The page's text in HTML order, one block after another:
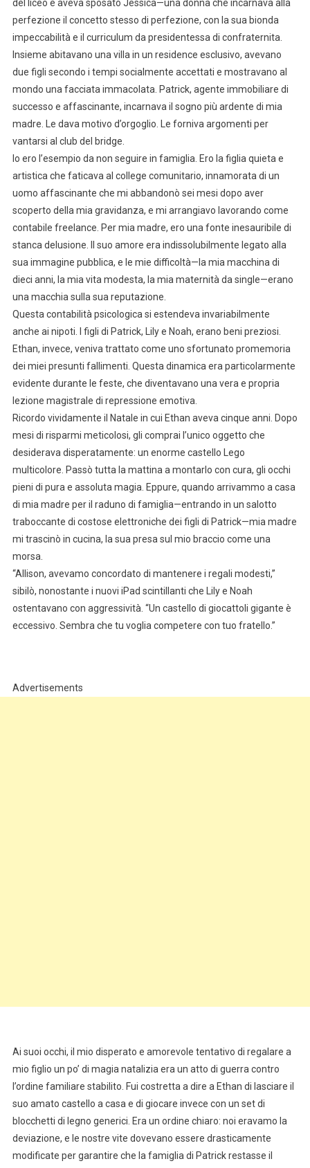
del liceo e aveva sposato Jessica—una donna che incarnava alla
perfezione il concetto stesso di perfezione, con la sua bionda
impeccabilità e il curriculum da presidentessa di confraternita.
Insieme abitavano una villa in un residence esclusivo, avevano
due figli secondo i tempi socialmente accettati e mostravano al
mondo una facciata immacolata. Patrick, agente immobiliare di
successo e affascinante, incarnava il sogno più ardente di mia
madre. Le dava motivo d’orgoglio. Le forniva argomenti per
vantarsi al club del bridge.
Io ero l’esempio da non seguire in famiglia. Ero la figlia quieta e
artistica che faticava al college comunitario, innamorata di un
uomo affascinante che mi abbandonò sei mesi dopo aver
scoperto della mia gravidanza, e mi arrangiavo lavorando come
contabile freelance. Per mia madre, ero una fonte inesauribile di
stanca delusione. Il suo amore era indissolubilmente legato alla
sua immagine pubblica, e le mie difficoltà—la mia macchina di
dieci anni, la mia vita modesta, la mia maternità da single—erano
una macchia sulla sua reputazione.
Questa contabilità psicologica si estendeva invariabilmente
anche ai nipoti. I figli di Patrick, Lily e Noah, erano beni preziosi.
Ethan, invece, veniva trattato come uno sfortunato promemoria
dei miei presunti fallimenti. Questa dinamica era particolarmente
evidente durante le feste, che diventavano una vera e propria
lezione magistrale di repressione emotiva.
Ricordo vividamente il Natale in cui Ethan aveva cinque anni. Dopo
mesi di risparmi meticolosi, gli comprai l’unico oggetto che
desiderava disperatamente: un enorme castello Lego
multicolore. Passò tutta la mattina a montarlo con cura, gli occhi
pieni di pura e assoluta magia. Eppure, quando arrivammo a casa
di mia madre per il raduno di famiglia—entrando in un salotto
traboccante di costose elettroniche dei figli di Patrick—mia madre
mi trascinò in cucina, la sua presa sul mio braccio come una
morsa.
“Allison, avevamo concordato di mantenere i regali modesti,”
sibilò, nonostante i nuovi iPad scintillanti che Lily e Noah
ostentavano con aggressività. “Un castello di giocattoli gigante è
eccessivo. Sembra che tu voglia competere con tuo fratello.”
Advertisements
Ai suoi occhi, il mio disperato e amorevole tentativo di regalare a
mio figlio un po’ di magia natalizia era un atto di guerra contro
l’ordine familiare stabilito. Fui costretta a dire a Ethan di lasciare il
suo amato castello a casa e di giocare invece con un set di
blocchetti di legno generici. Era un ordine chiaro: noi eravamo la
deviazione, e le nostre vite dovevano essere drasticamente
modificate per garantire che la famiglia di Patrick restasse il